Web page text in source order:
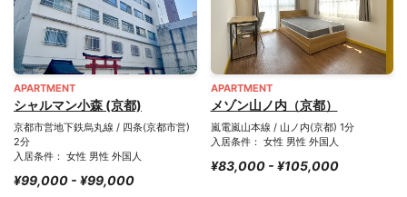
APARTMENT
シャルマン小森 (京都)
京都市営地下鉄烏丸線 / 四条(京都市営)
2分
入居条件： 女性 男性 外国人
¥99,000 - ¥99,000
APARTMENT
メゾン山ノ内（京都）
嵐電嵐山本線 / 山ノ内(京都) 1分
入居条件： 女性 男性 外国人
¥83,000 - ¥105,000